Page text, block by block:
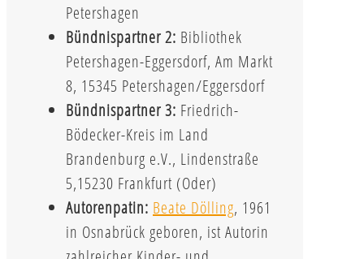
Petershagen
Bündnispartner 2: Bibliothek
Petershagen-Eggersdorf, Am Markt
8, 15345 Petershagen/Eggersdorf
Bündnispartner 3: Friedrich-
Bödecker-Kreis im Land
Brandenburg e.V., Lindenstraße
5,15230 Frankfurt (Oder)
Autorenpatin: Beate Dölling, 1961
in Osnabrück geboren, ist Autorin